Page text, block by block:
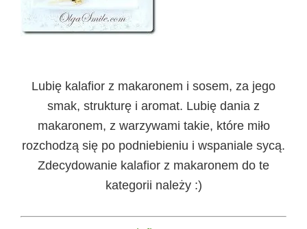
Lubię kalafior z makaronem i sosem, za jego
smak, strukturę i aromat. Lubię dania z
makaronem, z warzywami takie, które miło
rozchodzą się po podniebieniu i wspaniale sycą.
Zdecydowanie kalafior z makaronem do te
kategorii należy :)